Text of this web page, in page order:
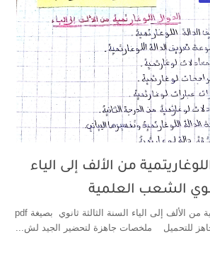
من الألف إلى الياء
الشعب العلمية
ملخص الدوال اللوغاريتمية من الألف إلى الياء السنة الثالثة ثانوي بصيغة pdf
للتحميل ملخصات جاهزة لتحضير الجيد لش...